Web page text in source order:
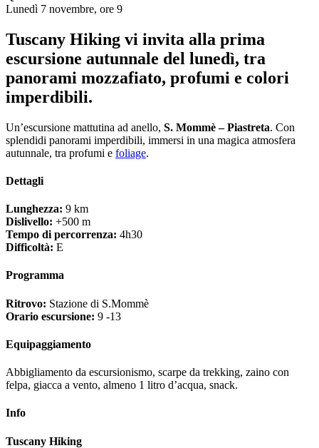
Lunedì 7 novembre, ore 9
Tuscany Hiking vi invita alla prima
escursione autunnale del lunedì, tra
panorami mozzafiato, profumi e colori
imperdibili.
Un’escursione mattutina ad anello, S. Mommè – Piastreta. Con
splendidi panorami imperdibili, immersi in una magica atmosfera
autunnale, tra profumi e foliage.
Dettagli
Lunghezza: 9 km
Dislivello: +500 m
Tempo di percorrenza: 4h30
Difficoltà: E
Programma
Ritrovo: Stazione di S.Mommè
Orario escursione: 9 -13
Equipaggiamento
Abbigliamento da escursionismo, scarpe da trekking, zaino con
felpa, giacca a vento, almeno 1 litro d’acqua, snack.
Info
Tuscany Hiking